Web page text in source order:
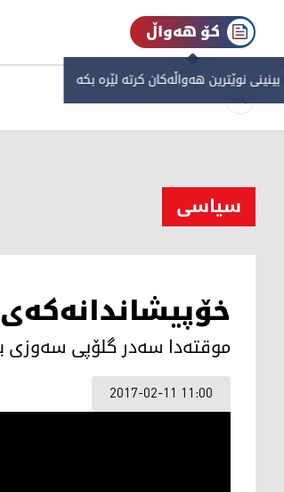
کۆ هەواڵ
نوێترین هەواڵەکان کرتە لێرە بکە
سیاسی
موقتەدا سەدر گلۆپی سەوزی
2017-02-11 11:00